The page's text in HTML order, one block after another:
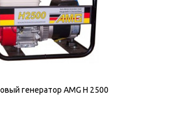
генератор AMG H 2500